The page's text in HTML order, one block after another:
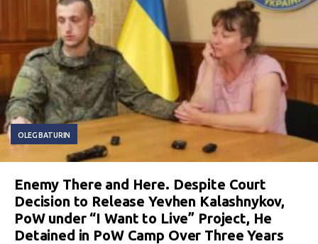
OLEG BATURIN
Enemy There and Here. Despite Court
Decision to Release Yevhen Kalashnykov,
PoW under “I Want to Live” Project, He
Detained in PoW Camp Over Three Years